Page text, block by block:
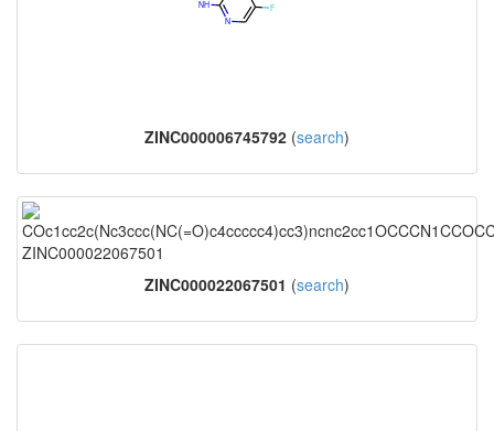
ZINC000006745792 (search)
ZINC000022067501 (search)